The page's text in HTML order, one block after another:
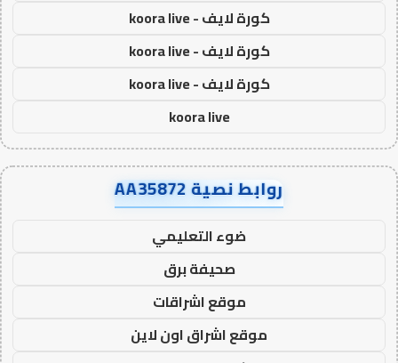
كورة لايف - koora live
كورة لايف - koora live
كورة لايف - koora live
koora live
روابط نصية AA35872
ضوء التعليمي
صحيفة برق
موقع اشراقات
موقع اشراق اون لاين